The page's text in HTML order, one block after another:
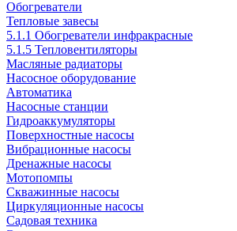
Обогреватели
Тепловые завесы
5.1.1 Обогреватели инфракрасные
5.1.5 Тепловентиляторы
Масляные радиаторы
Насосное оборудование
Автоматика
Насосные станции
Гидроаккумуляторы
Поверхностные насосы
Вибрационные насосы
Дренажные насосы
Мотопомпы
Скважинные насосы
Циркуляционные насосы
Садовая техника